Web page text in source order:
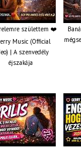
születtem ❤️
Music (Official
| A szenvedély
éjszakája